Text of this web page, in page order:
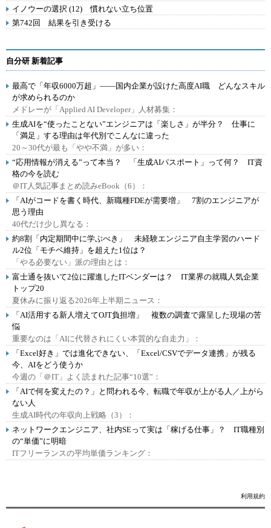
イノウーの選択 (12) 慣れない立ち位置
第742回 結果を引き受ける
自分研 新着記事
最高で「年収6000万超」――国内企業が設けた高度AI職 どんなスキル
が求められるのか
メドレーが「Applied AI Developer」人材募集：
生成AIを“使ったことない”エンジニアは「楽しさ」が半分？ 仕事に
「満足」する理由は年代別でこんなに違った
20～30代が最も「やや不満」が多い：
“応用情報が消える”って本当？ 「生成AIパスポート」って何？ IT資
格の今を読む
＠IT人気記事まとめ読みeBook（6）：
「AIがコードを書く時代、新職種FDEが需要増」 7割のエンジニアが
思う理由
40代だけ少し異なる：
約8割「内定期間中に学ぶべき」 未経験エンジニア自主学習のハード
ル2位「モチベ維持」を超えた1位は？
「やる必要ない」派の理由とは：
富士通を抜いて2位に躍進したITベンダーは？ IT業界の就職人気企業
トップ20
夏休みに振り返る2026年上半期ニュース：
「AI活用する新人増えてOJT負担増」 複数の調査で露呈した現場の苦
悩
重要なのは「AIに代替されにくい本質的な自走力」：
「Excel好き」では進化できない、「Excel/CSVでデータ連携」が残る
今、AIをどう使うか
今週の「＠IT」よく読まれた記事“10選”：
「AIで何を変えたの？」と問われる今、転職で年収が上がる人／上がら
ない人
生成AI時代の年収向上戦略（3）：
ネットワークエンジニア、社内SEって実は「稼げる仕事」？ IT職種別
の“単価”に明暗
ITフリーランスの平均単価ランキング：
利用規約